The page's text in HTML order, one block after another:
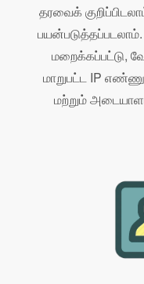
தரவைக்
மறைக்கப்பட்டு,
மாறுபட்ட IP
மற்றும்